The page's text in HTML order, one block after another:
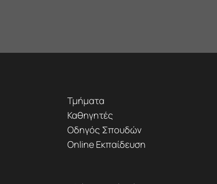
Τμήματα
Καθηγητές
Οδηγός Σπουδών
Online Εκπαίδευση